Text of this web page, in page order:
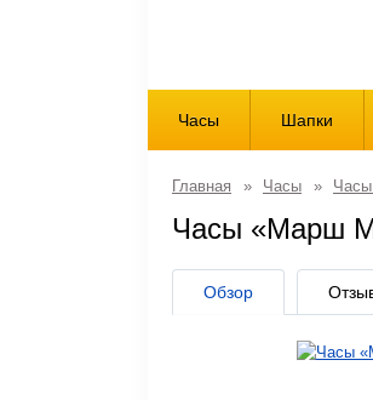
Часы Шапки
Главная » Часы » Часы
Часы «Марш
Обзор